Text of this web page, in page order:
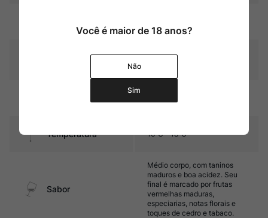
Graduação Alcóoli
novas de carvalho
Temperatura 16ºC – 18ºC
Sabor
Médio corpo, com taninos
maduros e boa acidez. Seu
final é marcado por frutas
vermelhas maduras,
especiarias, notas florais e
toques de cedro e tabaco.
Você é maior de 18 anos?
Não
Sim